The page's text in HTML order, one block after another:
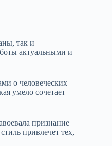
так и
актуальными и
о человеческих
умело сочетает
признание
привлечет тех,